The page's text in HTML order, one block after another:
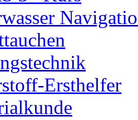
Ersthelfer